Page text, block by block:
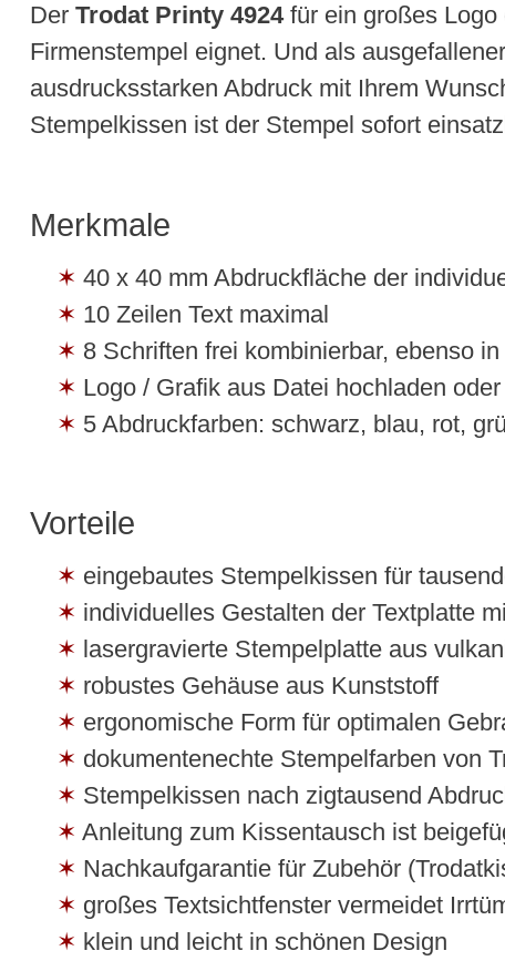
Der Trodat Printy 4924für ein großes Logo
Firmenstempel eignet. Und als
ausdrucksstarken Abdruck mit Ihrem
Stempelkissen ist der Stempel sofort
Merkmale
40 x 40 mm Abdruckfläche der
10 Zeilen Text maximal
8 Schriften frei kombinierbar, ebenso
Logo / Grafik aus Datei hochladen
5 Abdruckfarben: schwarz, blau, rot,
Vorteile
eingebautes Stempelkissen für
individuelles Gestalten der Textplatte
lasergravierte Stempelplatte aus
robustes Gehäuse aus Kunststoff
ergonomische Form für optimalen
dokumentenechte Stempelfarben von
Stempelkissen nach zigtausend
Anleitung zum Kissentausch ist
Nachkaufgarantie für Zubehör
großes Textsichtfenster vermeidet
klein und leicht in schönen Design